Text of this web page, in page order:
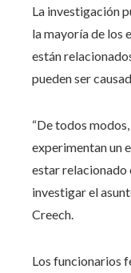
La investigación
la mayoría de los
están
pueden ser
“De todos
experimentan un
estar relacionado
investigar el
Creech.
Los funcionarios